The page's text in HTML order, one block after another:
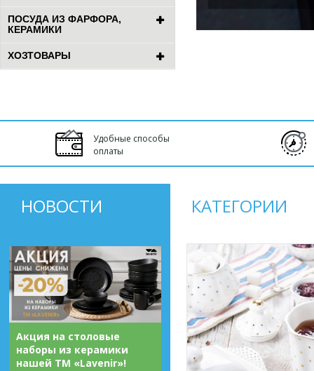
ПОСУДА ИЗ ФАРФОРА,
КЕРАМИКИ
ХОЗТОВАРЫ
Удобные способы
оплаты
НОВОСТИ
Акция на столовые
наборы из керамики
нашей ТМ «Lavenir»!
КАТЕГОРИИ